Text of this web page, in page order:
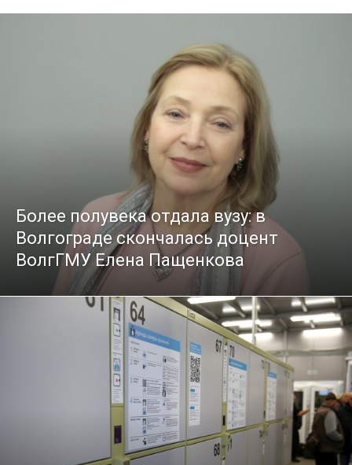
Более полувека отдала вузу: в
Волгограде скончалась доцент
ВолгГМУ Елена Пащенкова